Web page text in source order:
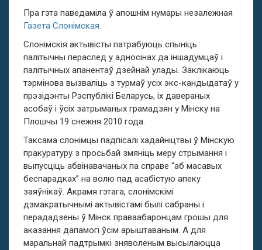
Пра гэта паведаміла ў апошнім нумары незалежная
Газета Слонімская.
Слонімскія актывісты патрабуюць спыніць
палітычны пераслед у адносінах да іншадумцаў і
палітычных апанентаў дзейнай улады. Заклікаюць
тэрмінова вызваліць з турмаў усіх экс-кандыдатаў у
прэзідэнты Рэспублікі Беларусь, іх давераных
асобаў і ўсіх затрыманых грамадзян у Мінску на
Плошчы 19 снежня 2010 года.
Таксама слонімцы падпісалі хадайніцтвы ў Мінскую
пракуратуру з просьбай змяніць меру стрымання і
выпусціць абвінавачаных па справе “аб масавых
беспарадках” на волю пад асабістую апеку
заяўнікаў. Акрамя гэтага, слонімскімі
дэмакратычнымі актывістамі былі сабраны і
перададзены ў Мінск праваабаронцам грошы для
аказання дапамогі ўсім арыштаваным. А для
маральнай падтрымкі зняволеным высылаюцца